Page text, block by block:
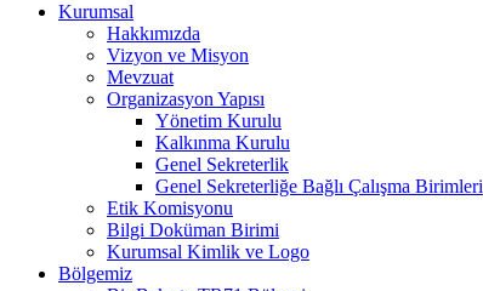
Kurumsal
Hakkımızda
Vizyon ve Misyon
Mevzuat
Organizasyon Yapısı
Yönetim Kurulu
Kalkınma Kurulu
Genel Sekreterlik
Genel Sekreterliğe Bağlı Çalışma Birimleri
Etik Komisyonu
Bilgi Doküman Birimi
Kurumsal Kimlik ve Logo
Bölgemiz